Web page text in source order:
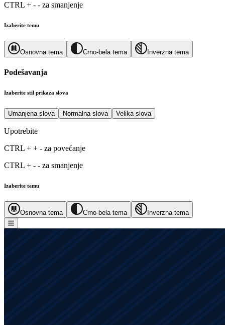
CTRL + - - za smanjenje
Izaberite temu
Osnovna tema Crno-bela tema Inverzna tema
Podešavanja
Izaberite stil prikaza slova
Umanjena slova Normalna slova Velika slova
Upotrebite
CTRL + + - za povećanje
CTRL + - - za smanjenje
Izaberite temu
Osnovna tema Crno-bela tema Inverzna tema